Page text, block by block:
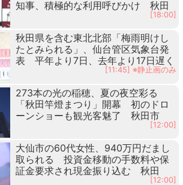
知事、積極的な利用呼びかけ 秋田
[18:00]
秋田県を含む東北北部「梅雨明けし
たとみられる」、仙台管区気象台発
表 平年より7日、去年より17日遅く
[11:45] ※静止画のみ
273本の光の稲穂、夏の夜空彩る
「秋田竿燈まつり」開幕 初のドロ
ーンショーも観光客魅了 秋田市
[12:00]
大仙市の60代女性、940万円だまし
取られる 投資金移動の手数料や保
証金要求され現金振り込む 秋田
[12:00]